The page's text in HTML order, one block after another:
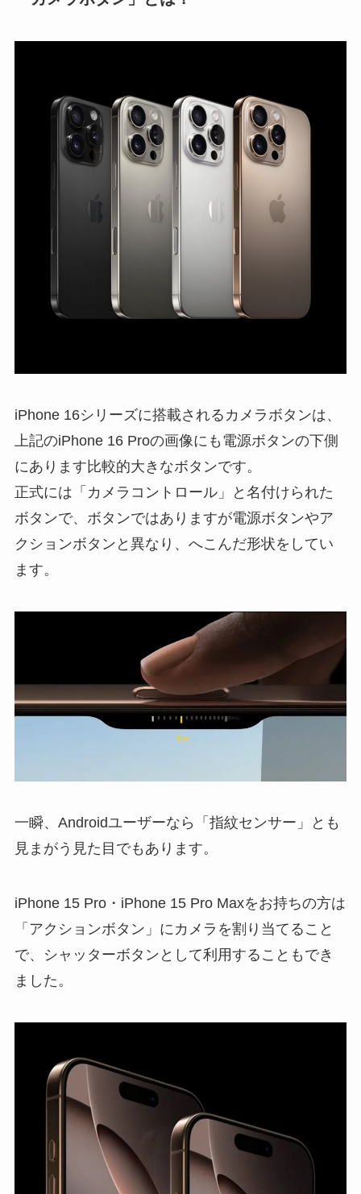
iPhone 16シリーズに搭載されるカメラボタンは、
上記のiPhone 16 Proの画像にも電源ボタンの下側
にあります比較的大きなボタンです。
正式には「カメラコントロール」と名付けられた
ボタンで、ボタンではありますが電源ボタンやア
クションボタンと異なり、へこんだ形状をしてい
ます。
一瞬、Androidユーザーなら「指紋センサー」とも
見まがう見た目でもあります。
iPhone 15 Pro・iPhone 15 Pro Maxをお持ちの方は
「アクションボタン」にカメラを割り当てること
で、シャッターボタンとして利用することもでき
ました。